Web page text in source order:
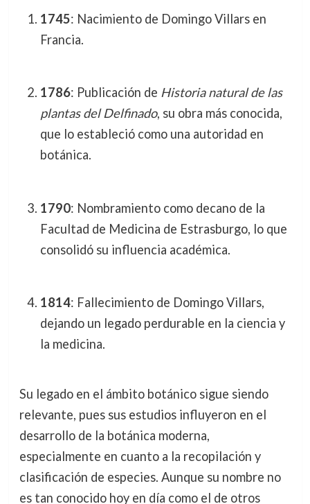
1745: Nacimiento de Domingo Villars en
Francia.
1786: Publicación de Historia natural de las
plantas del Delfinado, su obra más conocida,
que lo estableció como una autoridad en
botánica.
1790: Nombramiento como decano de la
Facultad de Medicina de Estrasburgo, lo que
consolidó su influencia académica.
1814: Fallecimiento de Domingo Villars,
dejando un legado perdurable en la ciencia y
la medicina.
Su legado en el ámbito botánico sigue siendo
relevante, pues sus estudios influyeron en el
desarrollo de la botánica moderna,
especialmente en cuanto a la recopilación y
clasificación de especies. Aunque su nombre no
es tan conocido hoy en día como el de otros